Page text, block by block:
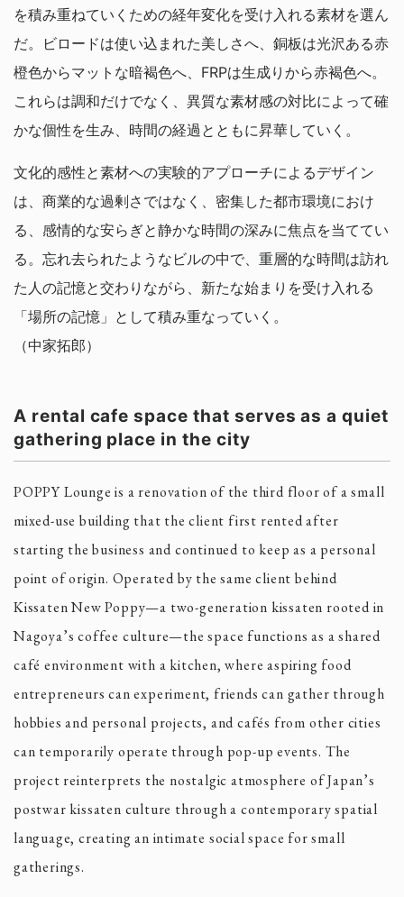
を積み重ねていくための経年変化を受け入れる素材を選ん
だ。ビロードは使い込まれた美しさへ、銅板は光沢ある赤
橙色からマットな暗褐色へ、FRPは生成りから赤褐色へ。
これらは調和だけでなく、異質な素材感の対比によって確
かな個性を生み、時間の経過とともに昇華していく。
文化的感性と素材への実験的アプローチによるデザイン
は、商業的な過剰さではなく、密集した都市環境におけ
る、感情的な安らぎと静かな時間の深みに焦点を当ててい
る。忘れ去られたようなビルの中で、重層的な時間は訪れ
た人の記憶と交わりながら、新たな始まりを受け入れる
「場所の記憶」として積み重なっていく。
（中家拓郎）
A rental cafe space that serves as a quiet
gathering place in the city
POPPY Lounge is a renovation of the third floor of a small
mixed-use building that the client first rented after
starting the business and continued to keep as a personal
point of origin. Operated by the same client behind
Kissaten New Poppy—a two-generation kissaten rooted in
Nagoya’s coffee culture—the space functions as a shared
café environment with a kitchen, where aspiring food
entrepreneurs can experiment, friends can gather through
hobbies and personal projects, and cafés from other cities
can temporarily operate through pop-up events. The
project reinterprets the nostalgic atmosphere of Japan’s
postwar kissaten culture through a contemporary spatial
language, creating an intimate social space for small
gatherings.